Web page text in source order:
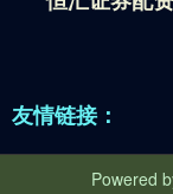
友情链接：
Powered